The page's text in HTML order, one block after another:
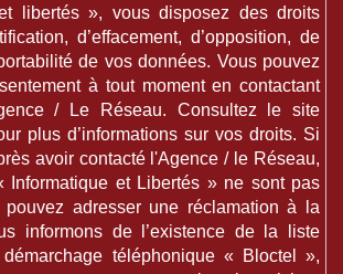
libertés », vous disposez des droits
d’effacement, d’opposition, de
de vos données. Vous pouvez
à tout moment en contactant
/ Le Réseau. Consultez le site
plus d’informations sur vos droits. Si
avoir contacté l'Agence / le Réseau,
Informatique et Libertés » ne sont pas
pouvez adresser une réclamation à la
informons de l’existence de la liste
téléphonique « Bloctel »,